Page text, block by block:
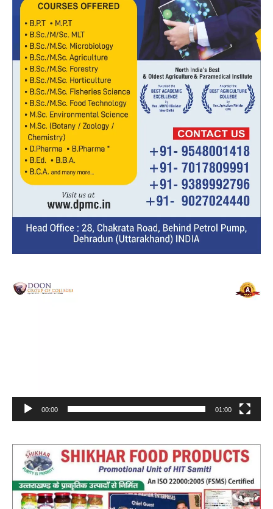
Video
Player
00:00 01:00